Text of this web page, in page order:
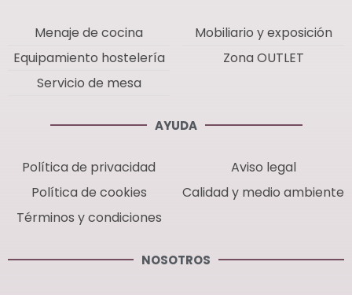
Menaje de cocina
Equipamiento hostelería
Servicio de mesa
Mobiliario y exposición
Zona OUTLET
AYUDA
Política de privacidad
Política de cookies
Términos y condiciones
Aviso legal
Calidad y medio ambiente
NOSOTROS